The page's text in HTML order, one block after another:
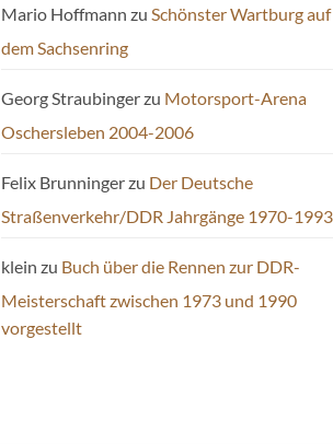
Mario Hoffmann zu Schönster Wartburg auf
dem Sachsenring
Georg Straubingerzu Motorsport-Arena
Oschersleben 2004-2006
Felix Brunningerzu Der Deutsche
Straßenverkehr/DDR Jahrgänge 1970-1993
klein zu Buch über die Rennen zur DDR-
Meisterschaft zwischen 1973 und 1990
vorgestellt